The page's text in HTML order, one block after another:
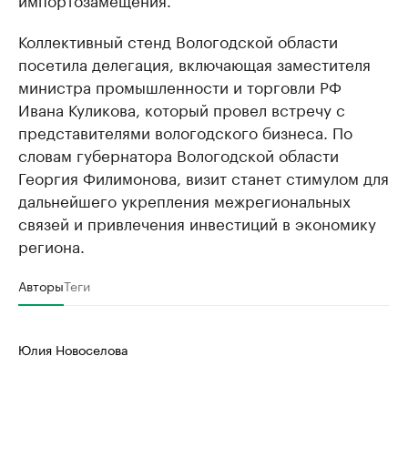
Коллективный стенд Вологодской области
посетила делегация, включающая заместителя
министра промышленности и торговли РФ
Ивана Куликова, который провел встречу с
представителями вологодского бизнеса. По
словам губернатора Вологодской области
Георгия Филимонова, визит станет стимулом для
дальнейшего укрепления межрегиональных
связей и привлечения инвестиций в экономику
региона.
АвторыТеги
Юлия Новоселова